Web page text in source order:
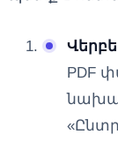
PDF